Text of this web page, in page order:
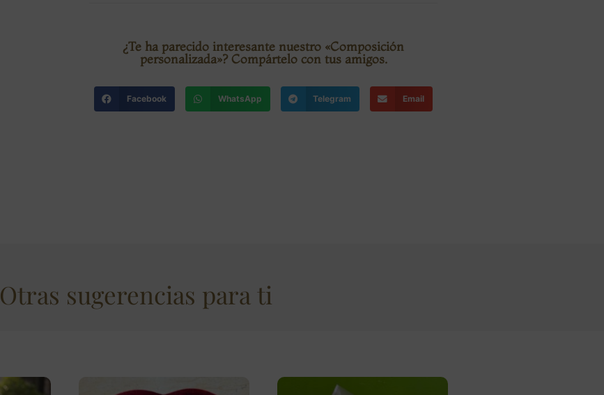
¿Te ha parecido interesante nuestro «Composición
personalizada»? Compártelo con tus amigos.
Facebook WhatsApp Telegram Email
Otras sugerencias para ti